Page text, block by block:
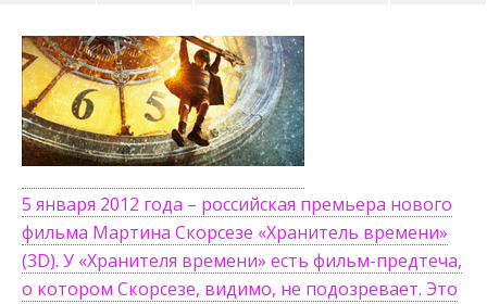
5 января 2012 года – российская премьера нового
фильма Мартина Скорсезе «Хранитель времени»
(3D). У «Хранителя времени» есть фильм-предтеча,
о котором Скорсезе, видимо, не подозревает. Это